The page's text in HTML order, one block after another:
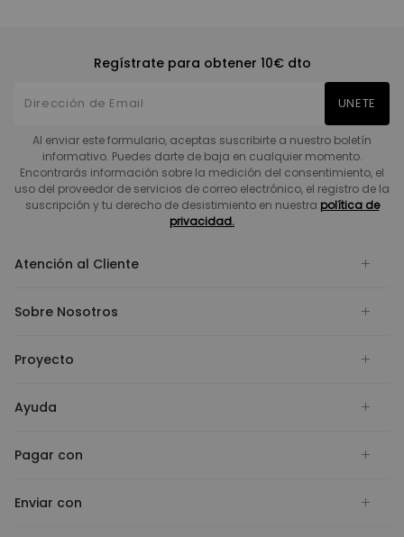
Regístrate para obtener 10€ dto
UNETE
Al enviar este formulario, aceptas suscribirte a nuestro boletín
informativo. Puedes darte de baja en cualquier momento.
Encontrarás información sobre la medición del consentimiento, el
uso del proveedor de servicios de correo electrónico, el registro de la
suscripción y tu derecho de desistimiento en nuestra política de
privacidad.
Atención al Cliente
Sobre Nosotros
Proyecto
Ayuda
Pagar con
Enviar con